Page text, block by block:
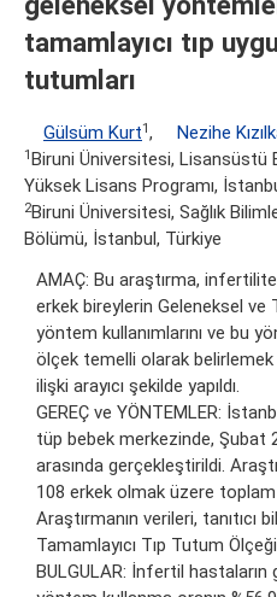
tamamlayıcı tıp
tutumları
Gülsüm Kurt1, Nezihe
1Biruni Üniversitesi, Lisansüstü
Yüksek Lisans Programı,
2Biruni Üniversitesi, Sağlık
Bölümü, İstanbul, Türkiye
AMAÇ: Bu araştırma,
erkek bireylerin Geleneksel ve
yöntem kullanımlarını ve bu
ölçek temelli olarak belirlemek
ilişki arayıcı şekilde yapıldı.
GEREÇ ve YÖNTEMLER:
tüp bebek merkezinde, Şubat
arasında gerçekleştirildi.
108 erkek olmak üzere toplam
Araştırmanın verileri, tanıtıcı
Tamamlayıcı Tıp Tutum
BULGULAR: İnfertil hastaların